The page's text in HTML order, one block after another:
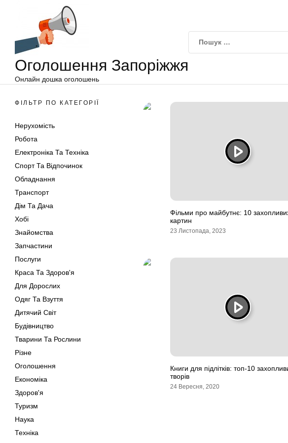
Оголошення Запоріжжя
Онлайн дошка оголошень
ФІЛЬТР ПО КАТЕГОРІЇ
Нерухомість
Робота
Електроніка Та Техніка
Спорт Та Відпочинок
Обладнання
Транспорт
Дім Та Дача
Хобі
Знайомства
Запчастини
Послуги
Краса Та Здоров'я
Для Дорослих
Одяг Та Взуття
Дитячий Світ
Будівництво
Тварини Та Рослини
Різне
Оголошення
Економіка
Здоров'я
Туризм
Наука
Техніка
Фільми про майбутнє: 10
картин
23 Листопада, 2023
Книги для підлітків: топ-10
творів
24 Вересня, 2020